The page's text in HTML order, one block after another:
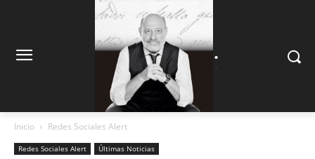
.
Inicio Redes Sociales Alert
Redes Sociales Alert Últimas Noticias